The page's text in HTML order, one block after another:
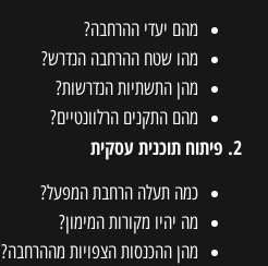
מהם יעדי ההרחבה?
מהו שטח ההרחבה הנדרש?
מהן התשתיות הנדרשות?
מהם התקנים הרלוונטיים?
2. פיתוח תוכנית עסקית
כמה תעלה הרחבת המפעל?
מה יהיו מקורות המימון?
מהן ההכנסות הצפויות מההרחבה?